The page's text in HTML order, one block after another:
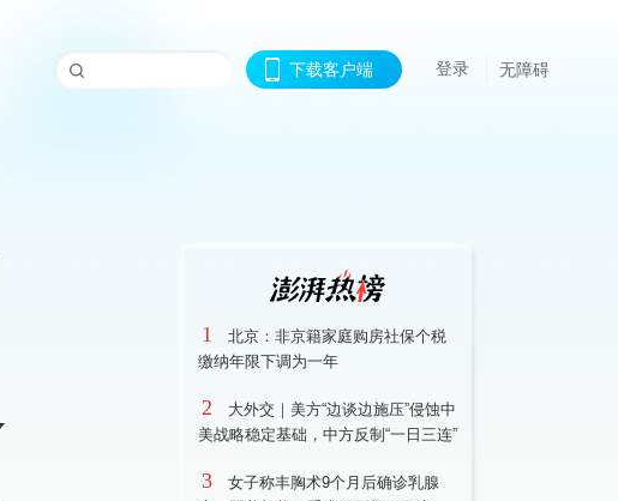
下载客户端 登录 无障碍
1
北京：非京籍家庭购房社保个税
缴纳年限下调为一年
2
大外交｜美方“边谈边施压”侵蚀中
美战略稳定基础，中方反制“一日三连”
3
女子称丰胸术9个月后确诊乳腺